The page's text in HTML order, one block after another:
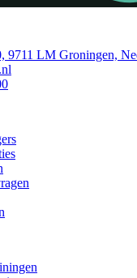
9711 LM Groningen,